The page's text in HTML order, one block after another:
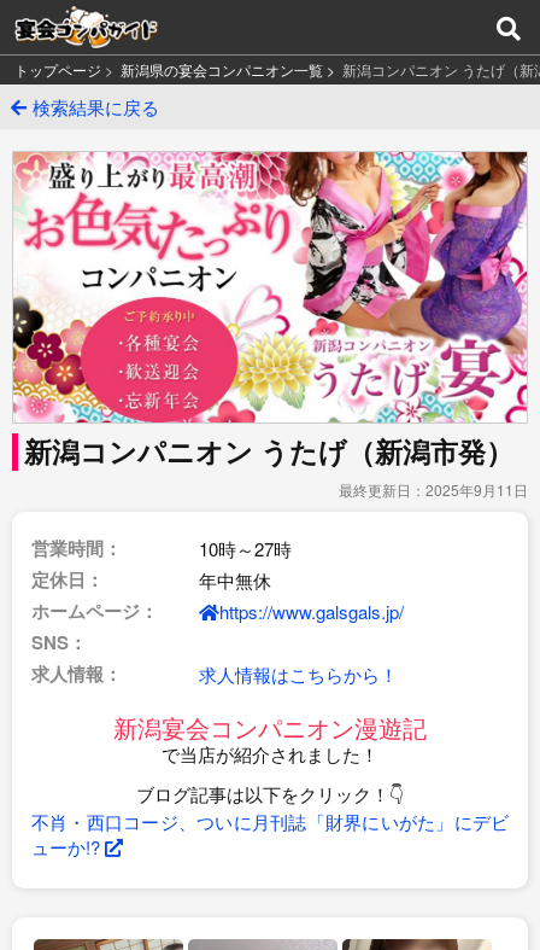
トップページ > 新潟県の宴会コンパニオン一覧 > 新潟コンパニオン うたげ（新
検索結果に戻る
新潟コンパニオン うたげ（新潟市発）
最終更新日：2025年9月11日
営業時間： 10時～27時
定休日： 年中無休
ホームページ： https://www.galsgals.jp/
SNS：
求人情報：
求人情報はこちらから！
新潟宴会コンパニオン漫遊記
で当店が紹介されました！
ブログ記事は以下をクリック！👇
不肖・西口コージ、ついに月刊誌「財界にいがた」にデビ
ューか!?